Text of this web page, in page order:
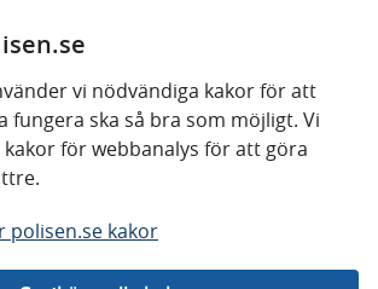
vi nödvändiga kakor för att
fungera ska så bra som möjligt. Vi
för webbanalys för att göra
polisen.se kakor